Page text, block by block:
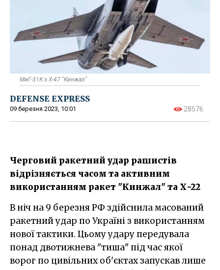
МиГ-31К з Х-47 "Кинжал"
DEFENSE EXPRESS
09 березня 2023, 10:01 28576
Черговий ракетний удар рашистів
відрізняється часом та активним
використанням ракет "Кинжал" та Х-22
В ніч на 9 березня РФ здійснила масований
ракетний удар по Україні з використанням
нової тактики. Цьому удару передувала
понад двотижнева "тиша" під час якої
ворог по цивільних об'єктах запускав лише